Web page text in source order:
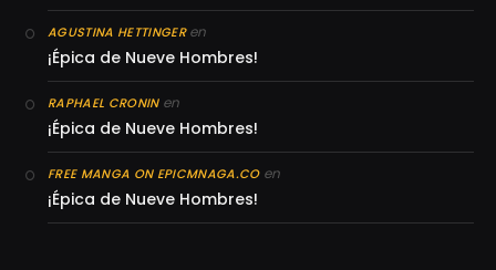
AGUSTINA HETTINGERen
¡Épica de Nueve Hombres!
RAPHAEL CRONINen
¡Épica de Nueve Hombres!
FREE MANGA ON EPICMNAGA.COen
¡Épica de Nueve Hombres!